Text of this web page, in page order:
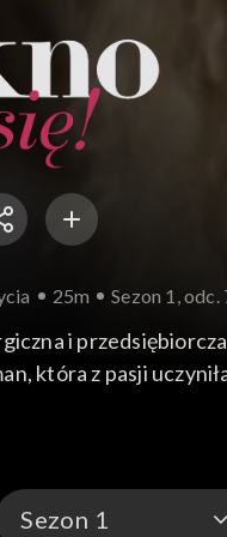
25m Sezon 1, odc.
i
która z pasji
składników. Praca
Sezon 1